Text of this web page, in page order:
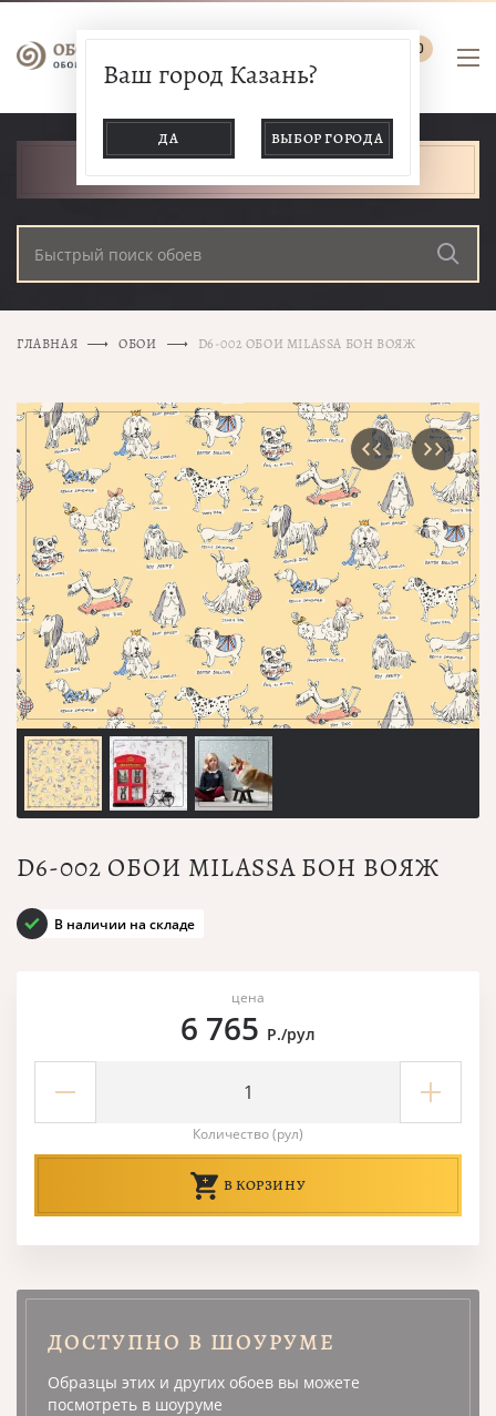
0
Ваш город Казань?
ДА ВЫБОР ГОРОДА
ГЛАВНАЯ ОБОИ D6-002 ОБОИ MILASSA БОН ВОЯЖ
D6-002 ОБОИ MILASSA БОН ВОЯЖ
В наличии на складе
цена
6 765 Р./рул
Количество (рул)
В КОРЗИНУ
ДОСТУПНО В ШОУРУМЕ
Образцы этих и других обоев вы можете
посмотреть в шоуруме